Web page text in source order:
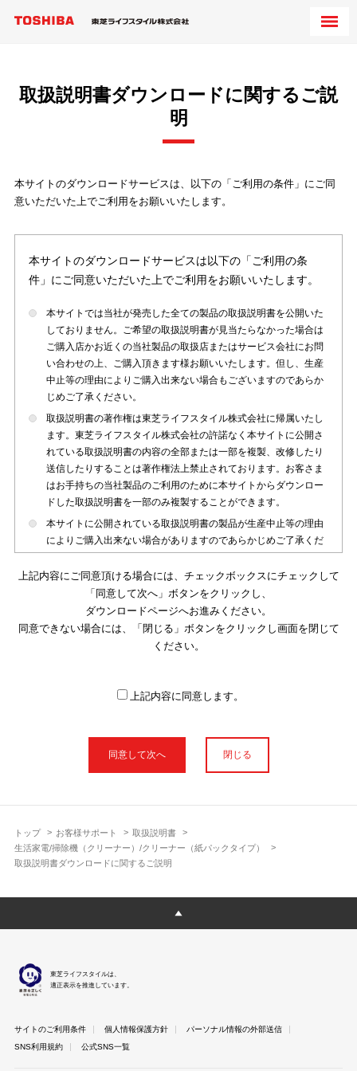
トップ お客様サポート
取扱説明書
生活家電/掃除機（クリーナー）/クリーナー（紙パックタイプ）
取扱説明書ダウンロードに関するご説明
取扱説明書ダウンロードに関するご説
明
本サイトのダウンロードサービスは、以下の「ご利用の条件」にご同
意いただいた上でご利用をお願いいたします。
本サイトのダウンロードサービスは以下の「ご利用の条
件」にご同意いただいた上でご利用をお願いいたします。
本サイトでは当社が発売した全ての製品の取扱説明書を公開いた
しておりません。ご希望の取扱説明書が見当たらなかった場合は
ご購入店かお近くの当社製品の取扱店またはサービス会社にお問
い合わせの上、ご購入頂きます様お願いいたします。但し、生産
中止等の理由によりご購入出来ない場合もございますのであらか
じめご了承ください。
取扱説明書の著作権は東芝ライフスタイル株式会社に帰属いたし
ます。東芝ライフスタイル株式会社の許諾なく本サイトに公開さ
れている取扱説明書の内容の全部または一部を複製、改修したり
送信したりすることは著作権法上禁止されております。お客さま
はお手持ちの当社製品のご利用のために本サイトからダウンロー
ドした取扱説明書を一部のみ複製することができます。
本サイトに公開されている取扱説明書の製品が生産中止等の理由
によりご購入出来ない場合がありますのであらかじめご了承くだ
本サイトに公開されている取扱説明書は、製品が発売された時点
のものを掲載しております。従いまして本サイトに掲載されてい
る取扱説明書の記載内容とお客さまがお持ちの製品の仕様がその
後のマイナーチェンジ等で変更になる場合がございます。本サイ
トに公開されている取扱説明書の内容とお手持ちの製品の仕様に
使用上のご注意や安全上のご注意、また測定基準や数値等は取扱
説明書が作成された時点での基準に応じた内容となっております
明書以外の印刷物が同梱されている場合がありますが、本サイト
ではそれらを全て公開しておりませんのであらかじめご了承くだ
さい。
ございますのであらかじめご了承ください。
のであらかじめご了承ください。
上記内容にご同意頂ける場合には、チェックボックスにチェックして
「同意して次へ」ボタンをクリックし、
ダウンロードページへお進みください。
同意できない場合には、「閉じる」ボタンをクリックし画面を閉じて
ください。
上記内容に同意します。
閉じる
東芝ライフスタイルは、
適正表示を推進しています。
サイトのご利用条件 個人情報保護方針
パーソナル情報の外部送信
SNS利用規約
公式SNS一覧